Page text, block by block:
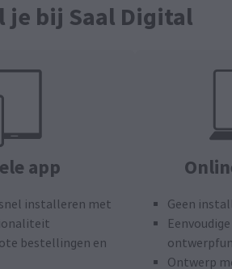
je bij Saal Digital
app
installeren met
bestellingen en
Geen
Ontwerp